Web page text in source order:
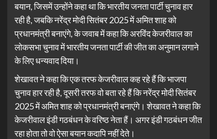
बयान, जिसमें उन्होंने कहा था कि भारतीय जनता पार्टी चुनाव हार
रही है, जबकि नरेंद्र मोदी सितंबर 2025 में अमित शाह को
प्रधानमंत्री बनाएंगे, के जवाब में कहा कि अरविंद केजरीवाल का
लोकसभा चुनाव में भारतीय जनता पार्टी की जीत का अनुमान लगाने
के लिए धन्यवाद दिया।
शेखावत ने कहा कि एक तरफ केजरीवाल कह रहे हैं कि भाजपा
चुनाव हार रही है, दूसरी तरफ वो बता रहे हैं कि नरेंद्र मोदी सितंबर
2025 में अमित शाह को प्रधानमंत्री बनाएंगे। शेखावत ने कहा कि
केजरीवाल इंडी गठबंधन के वरिष्ठ नेता हैं। अगर इंडी गठबंधन जीत
रहा होता तो वो ऐसा बयान कदापि नहीं देते।